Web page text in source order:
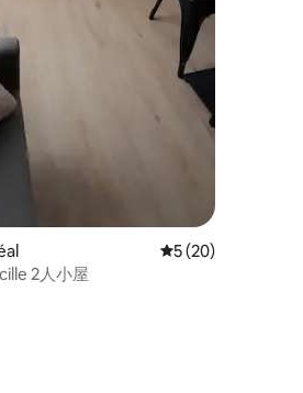
平均评分 5 分（满
5 (20)
Le Petit Francille 2人小屋